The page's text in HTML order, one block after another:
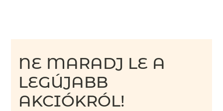
NE MARADJ LE A
LEGÚJABB
AKCIÓKRÓL!